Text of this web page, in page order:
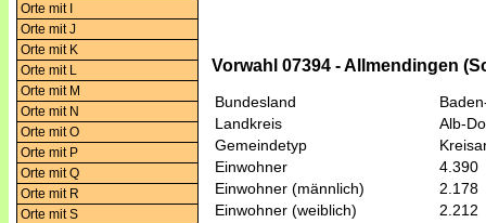
Orte mit I
Orte mit J
Orte mit K
Orte mit L
Orte mit M
Orte mit N
Orte mit O
Orte mit P
Orte mit Q
Orte mit R
Orte mit S
Vorwahl 07394 - Allmendingen
Bundesland
Landkreis
Alb-
Gemeindetyp
Einwohner
4.390
Einwohner (männlich)
2.178
Einwohner (weiblich)
2.212